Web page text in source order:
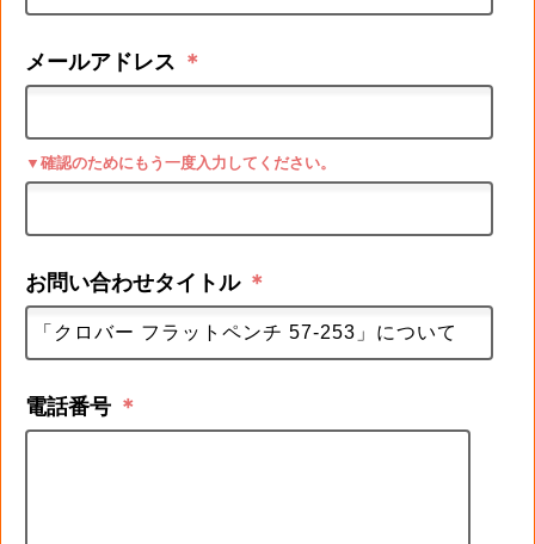
メールアドレス ＊
▼確認のためにもう一度入力してください。
お問い合わせタイトル ＊
電話番号 ＊